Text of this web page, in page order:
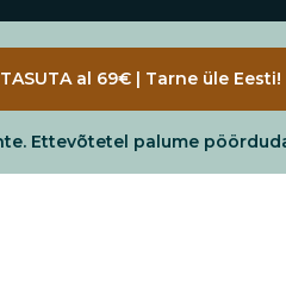
al 69€ | Tarne üle Eesti!
Ettevõtetel palume